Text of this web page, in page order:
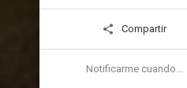
Compartir
Notificarme cuando...